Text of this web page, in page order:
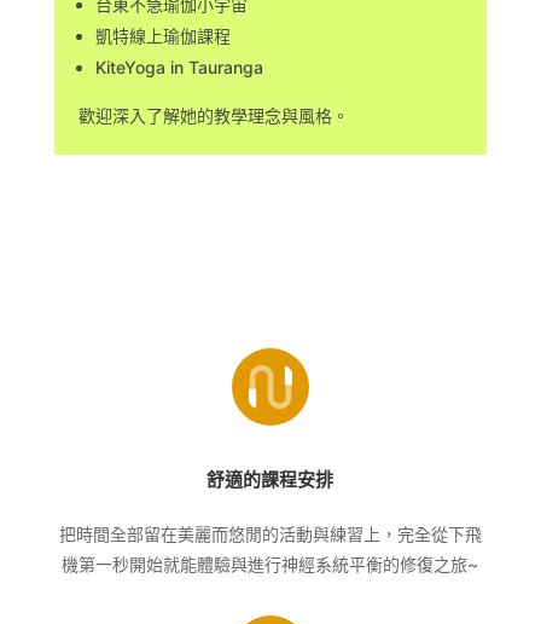
台東不急瑜伽小宇宙
凱特線上瑜伽課程
KiteYoga in Tauranga
歡迎深入了解她的教學理念與風格。
舒適的課程安排
把時間全部留在美麗而悠閒的活動與練習上，完全從下飛
機第一秒開始就能體驗與進行神經系統平衡的修復之旅~